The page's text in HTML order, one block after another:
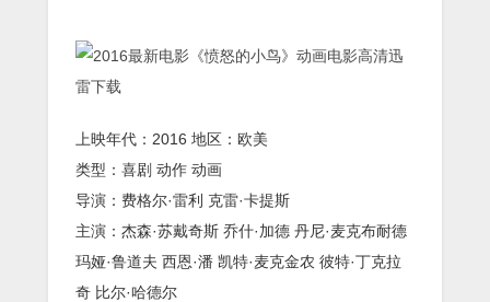
上映年代：2016 地区：欧美
类型：喜剧 动作 动画
导演：费格尔·雷利 克雷·卡提斯
主演：杰森·苏戴奇斯 乔什·加德 丹尼·麦克布耐德
玛娅·鲁道夫 西恩·潘 凯特·麦克金农 彼特·丁克拉
奇 比尔·哈德尔